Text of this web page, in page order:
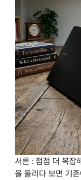
서론 : 점점 더 복잡
을 돌리다 보면 기